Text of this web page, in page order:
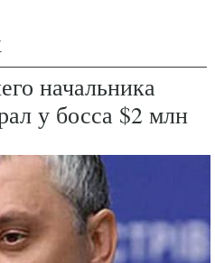
начальника
у босса $2 млн